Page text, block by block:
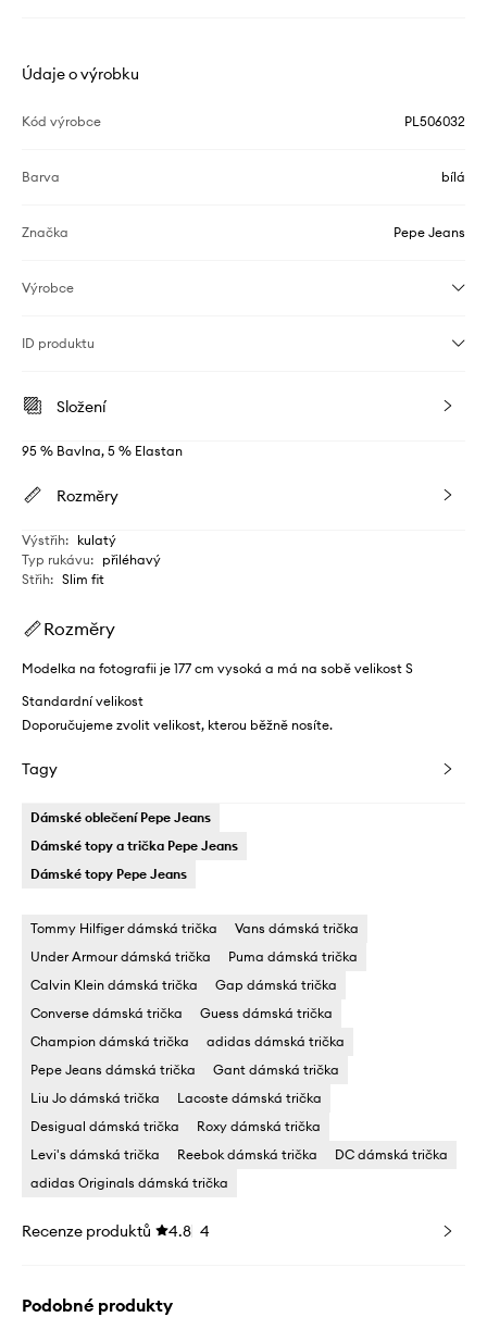
Údaje o výrobku
Kód výrobce PL506032
Barva bílá
Značka Pepe Jeans
Výrobce
ID produktu
Složení
95 % Bavlna, 5 % Elastan
Rozměry
Výstřih: kulatý
Typ rukávu: přiléhavý
Střih: Slim fit
Rozměry
Modelka na fotografii je 177 cm vysoká a má na sobě velikost S
Standardní velikost
Doporučujeme zvolit velikost, kterou běžně nosíte.
Tagy
Dámské oblečení Pepe Jeans
Dámské topy a trička Pepe Jeans
Dámské topy Pepe Jeans
Tommy Hilfiger dámská trička
Vans dámská trička
Under Armour dámská trička
Puma dámská trička
Calvin Klein dámská trička
Gap dámská trička
Converse dámská trička
Guess dámská trička
Champion dámská trička
adidas dámská trička
Pepe Jeans dámská trička
Gant dámská trička
Liu Jo dámská trička
Lacoste dámská trička
Desigual dámská trička
Roxy dámská trička
Levi's dámská trička
Reebok dámská trička
DC dámská trička
adidas Originals dámská trička
Recenze produktů 4.8 4
Podobné produkty